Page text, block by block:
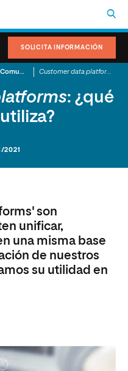
SOLICITA INFORMACIÓN
Marketing y Comunicación
: ¿qué
2021
son
unificar,
una misma base
de nuestros
su utilidad en